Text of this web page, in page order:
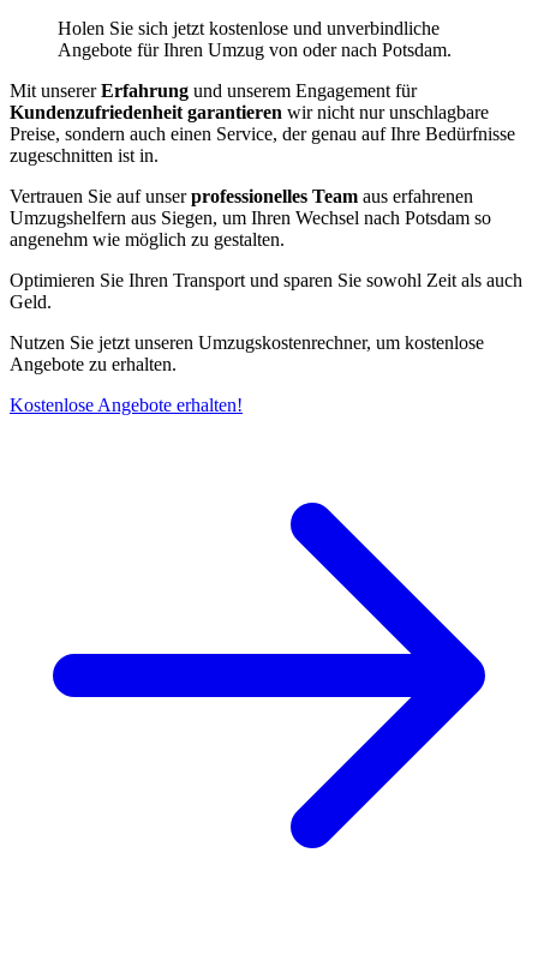
Holen Sie sich jetzt kostenlose und unverbindliche
Angebote für Ihren Umzug von oder nach Potsdam.
Mit unsererErfahrung und unserem Engagement für
Kundenzufriedenheit garantieren wir nicht nur unschlagbare
Preise, sondern auch einen Service, der genau auf Ihre Bedürfnisse
zugeschnitten ist in.
Vertrauen Sie auf unserprofessionelles Team aus erfahrenen
Umzugshelfern aus Siegen, um Ihren Wechsel nach Potsdam so
angenehm wie möglich zu gestalten.
Optimieren Sie Ihren Transport und sparen Sie sowohl Zeit als auch
Geld.
Nutzen Sie jetzt unseren Umzugskostenrechner, um kostenlose
Angebote zu erhalten.
Kostenlose Angebote erhalten!